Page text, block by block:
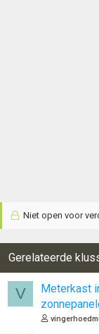
Niet open voor
Gerelateerde
V
Meterkast